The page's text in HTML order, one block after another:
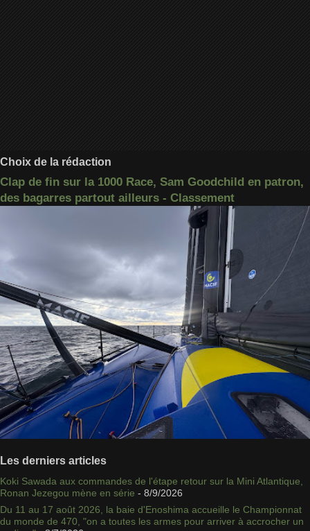
Choix de la rédaction
Clap de fin sur la 1000 Race, Sam Goodchild en patron,
des bagarres partout ailleurs - Classement
Les derniers articles
Koki Sawada aux commandes de l'étape retour sur la Mini Atlantique,
Ronan Jezegou mène en série - 8/9/2026
Du 11 au 17 août 2026, la baie d'Enoshima accueille le Championnat
du monde de 470, "on a toutes les armes pour arriver à accrocher un